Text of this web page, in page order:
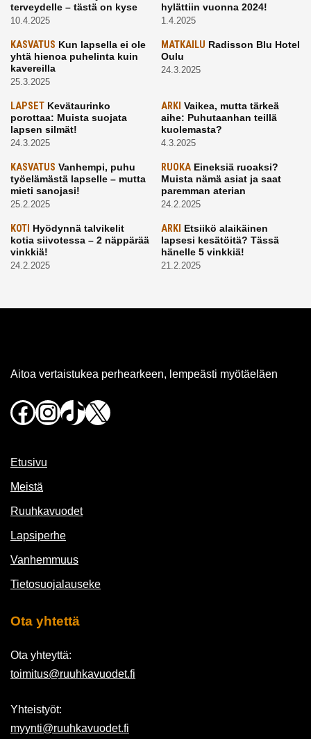
terveydelle – tästä on kyse
10.4.2025
hylättiin vuonna 2024!
1.4.2025
KASVATUS Kun lapsella ei ole
yhtä hienoa puhelinta kuin
kavereilla
25.3.2025
MATKAILU Radisson Blu Hotel
Oulu
24.3.2025
LAPSET Kevätaurinko
porottaa: Muista suojata
lapsen silmät!
24.3.2025
ARKI Vaikea, mutta tärkeä
aihe: Puhutaanhan teillä
kuolemasta?
4.3.2025
KASVATUS Vanhempi, puhu
työelämästä lapselle – mutta
mieti sanojasi!
25.2.2025
RUOKAEineksiä ruoaksi?
Muista nämä asiat ja saat
paremman aterian
24.2.2025
KOTI Hyödynnä talvikelit
kotia siivotessa – 2 näppärää
vinkkiä!
24.2.2025
ARKI Etsiikö alaikäinen
lapsesi kesätöitä? Tässä
hänelle 5 vinkkiä!
21.2.2025
Aitoa vertaistukea perhearkeen, lempeästi myötäeläen
Facebook
Instagram
TikTok
X
Etusivu
Meistä
Ruuhkavuodet
Lapsiperhe
Vanhemmuus
Tietosuojalauseke
Ota yhtettä
Ota yhteyttä:
toimitus@ruuhkavuodet.fi
Yhteistyöt:
myynti@ruuhkavuodet.fi